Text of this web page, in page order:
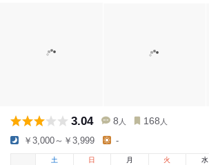
3.04 8 人 168 人
￥3,000～￥3,999 -
土
日 月 火 水